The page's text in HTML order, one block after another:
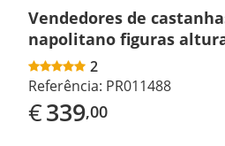
Vendedores de
napolitano figuras
2
Referência: PR011488
€339,00